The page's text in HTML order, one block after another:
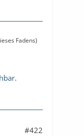
Fadens)
#422